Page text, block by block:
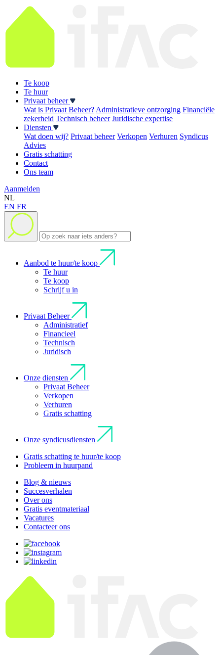
Te koop
Te huur
Privaat beheer
Wat is Privaat Beheer? Administratieve ontzorging Financiële
zekerheid Technisch beheer Juridische expertise
Diensten
Wat doen wij? Privaat beheer Verkopen Verhuren Syndicus
Advies
Gratis schatting
Contact
Ons team
Aanmelden
NL
EN FR
Aanbod te huur/te koop
Te huur
Te koop
Schrijf u in
Privaat Beheer
Administratief
Financieel
Technisch
Juridisch
Onze diensten
Privaat Beheer
Verkopen
Verhuren
Gratis schatting
Onze syndicusdiensten
Gratis schatting te huur/te koop
Probleem in huurpand
Blog & nieuws
Succesverhalen
Over ons
Gratis eventmateriaal
Vacatures
Contacteer ons